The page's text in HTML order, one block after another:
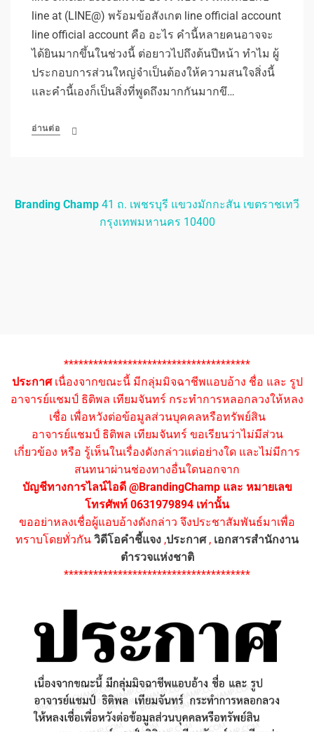
line at (LINE@) พร้อมข้อสังเกต line official account
line official account คือ อะไร คำนี้หลายคนอาจจะ
ได้ยินมากขึ้นในช่วงนี้ ต่อยาวไปถึงต้นปีหน้า ทำไม ผู้
ประกอบการส่วนใหญ่จำเป็นต้องให้ความสนใจสิ่งนี้
และคำนี้เองก็เป็นสิ่งที่พูดถึงมากกันมากขึ…
อ่านต่อ
Branding Champ 41 ถ. เพชรบุรี แขวงมักกะสัน เขตราชเทวี
กรุงเทพมหานคร 10400
**************************************
ประกาศเนื่องจากขณะนี้ มีกลุ่มมิจฉาชีพแอบอ้าง ชื่อ และ รูป
อาจารย์แชมป์ ธิติพล เทียมจันทร์ กระทำการหลอกลวงให้หลง
เชื่อ เพื่อหวังต่อข้อมูลส่วนบุคคลหรือทรัพย์สิน
อาจารย์แชมป์ ธิติพล เทียมจันทร์ ขอเรียนว่าไม่มีส่วน
เกี่ยวข้อง หรือ รู้เห็นในเรื่องดังกล่าวแต่อย่างใด และไม่มีการ
สนทนาผ่านช่องทางอื่นใดนอกจาก
บัญชีทางการไลน์ไอดี @BrandingChamp และ หมายเลข
โทรศัพท์ 0631979894 เท่านั้น
ขออย่าหลงเชื่อผู้แอบอ้างดังกล่าว จึงประชาสัมพันธ์มาเพื่อ
ทราบโดยทั่วกัน วิดีโอคำชี้แจง ,ประกาศ, เอกสารสำนักงาน
ตำรวจแห่งชาติ
**************************************